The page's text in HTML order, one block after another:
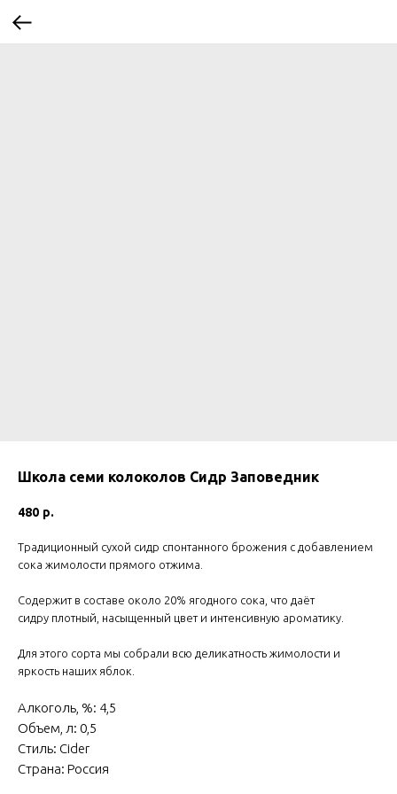
Школа семи колоколов Сидр Заповедник
480 р.
Традиционный сухой сидр спонтанного брожения с добавлением
сока жимолости прямого отжима.
Содержит в составе около 20% ягодного сока, что даёт
сидру плотный, насыщенный цвет и интенсивную ароматику.
Для этого сорта мы собрали всю деликатность жимолости и
яркость наших яблок.
Алкоголь, %: 4,5
Объем, л: 0,5
Стиль: Cider
Страна: Россия